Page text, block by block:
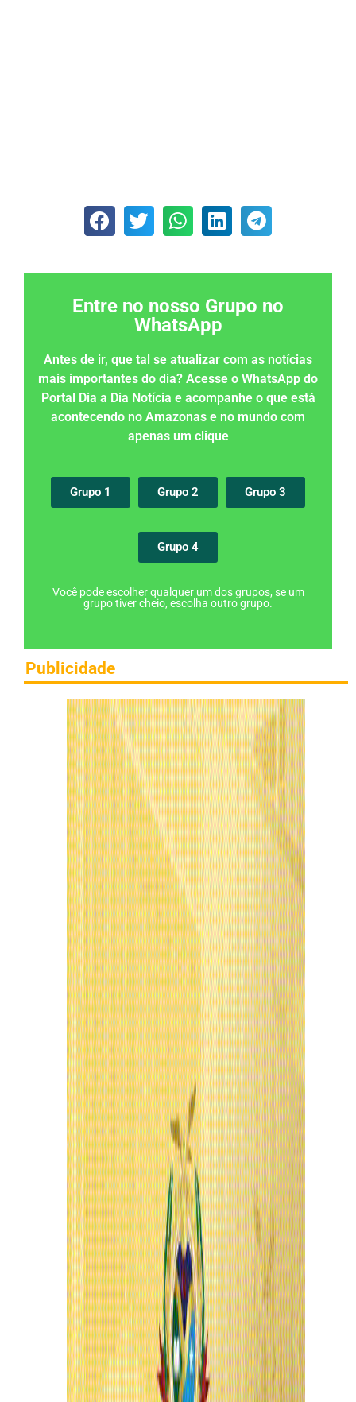
Entre no nosso Grupo no
WhatsApp
Antes de ir, que tal se atualizar com as notícias
mais importantes do dia? Acesse o WhatsApp do
Portal Dia a Dia Notícia e acompanhe o que está
acontecendo no Amazonas e no mundo com
apenas um clique
Grupo 1 Grupo 2 Grupo 3
Grupo 4
Você pode escolher qualquer um dos grupos, se um
grupo tiver cheio, escolha outro grupo.
Publicidade